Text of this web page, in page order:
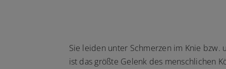
Sie leiden unter Schmerzen im Knie bzw.
ist das größte Gelenk des menschlichen